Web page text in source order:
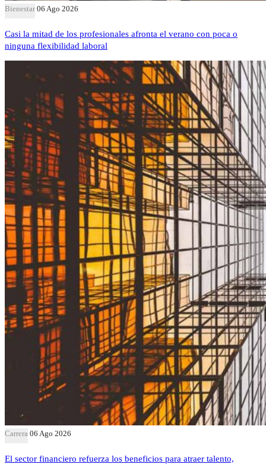
Bienestar 06 Ago 2026
Casi la mitad de los profesionales afronta el verano con poca o
ninguna flexibilidad laboral
Carrera 06 Ago 2026
El sector financiero refuerza los beneficios para atraer talento,